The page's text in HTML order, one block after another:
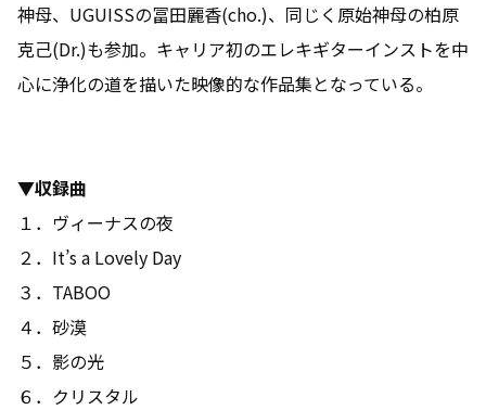
神母、UGUISSの冨田麗香(cho.)、同じく原始神母の柏原
克己(Dr.)も参加。キャリア初のエレキギターインストを中
心に浄化の道を描いた映像的な作品集となっている。
▼収録曲
１．ヴィーナスの夜
２．It’s a Lovely Day
３．TABOO
４．砂漠
５．影の光
６．クリスタル